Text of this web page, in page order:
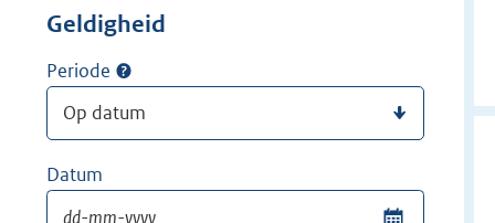
Geldigheid
Periode
Datum